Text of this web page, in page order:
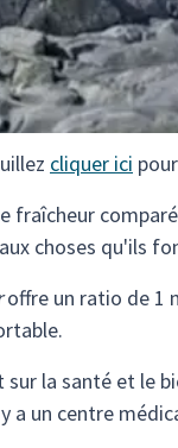
cliquer ici
fraîcheur
choses qu'ils
offre un ratio de 1
la santé et le
a un centre